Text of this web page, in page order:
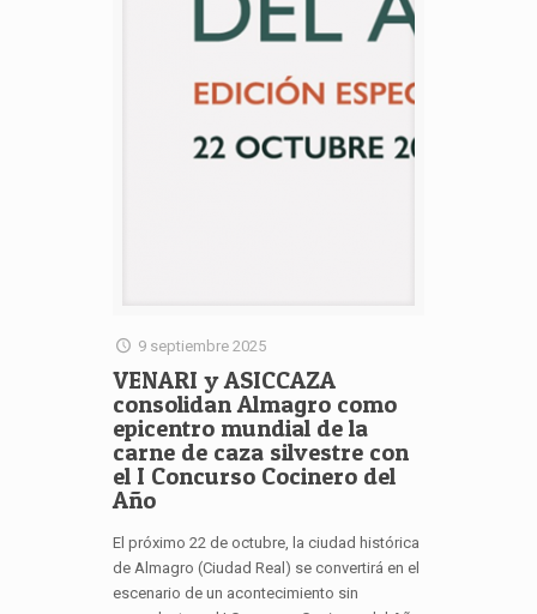
9 septiembre 2025
VENARI y ASICCAZA
consolidan Almagro como
epicentro mundial de la
carne de caza silvestre con
el I Concurso Cocinero del
Año
El próximo 22 de octubre, la ciudad histórica
de Almagro (Ciudad Real) se convertirá en el
escenario de un acontecimiento sin